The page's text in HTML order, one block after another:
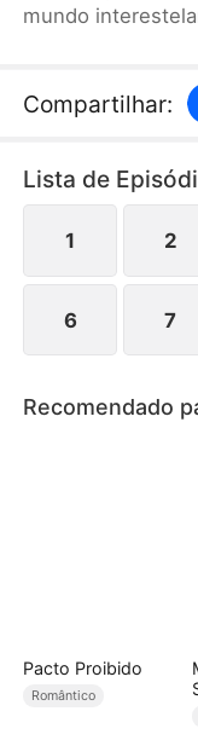
mundo
desprezam. Ela
Prateado perde
agarrado nela, o
não a larga. Os
na porta:
Compartilhar:
Lista de
1 2
6 7
Recomendado
Pacto Proibido
Romântico